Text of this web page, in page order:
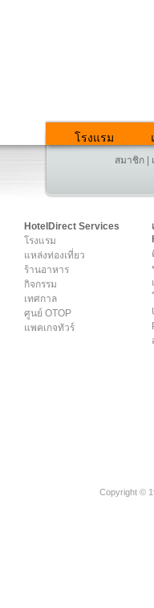
โรงแรม
สมาชิก
HotelDirect Services
โรงแรม
แหล่งท่องเที่ยว
ร้านอาหาร
กิจกรรม
เทศกาล
ศูนย์ OTOP
แพคเกจทัวร์
Copyright ©